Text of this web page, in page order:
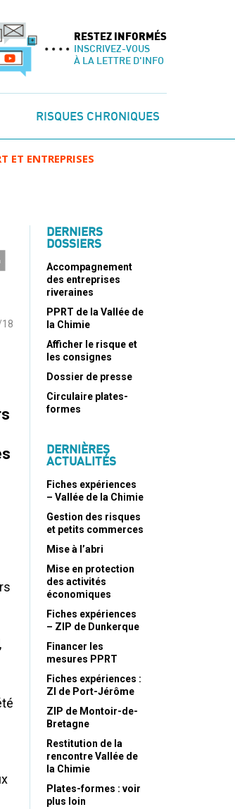
RESTEZ INFORMÉS
INSCRIVEZ-VOUS
À LA LETTRE D'INFO
RISQUES CHRONIQUES
ET ENTREPRISES
DERNIERS
DOSSIERS
Accompagnement
des entreprises
riveraines
PPRT de la Vallée de
la Chimie
Afficher le risque et
les consignes
Dossier de presse
Circulaire plates-
formes
DERNIÈRES
ACTUALITÉS
Fiches expériences
– Vallée de la Chimie
Gestion des risques
et petits commerces
Mise à l’abri
Mise en protection
des activités
économiques
Fiches expériences
– ZIP de Dunkerque
Financer les
mesures PPRT
Fiches expériences :
ZI de Port-Jérôme
ZIP de Montoir-de-
Bretagne
Restitution de la
rencontre Vallée de
la Chimie
Plates-formes : voir
plus loin